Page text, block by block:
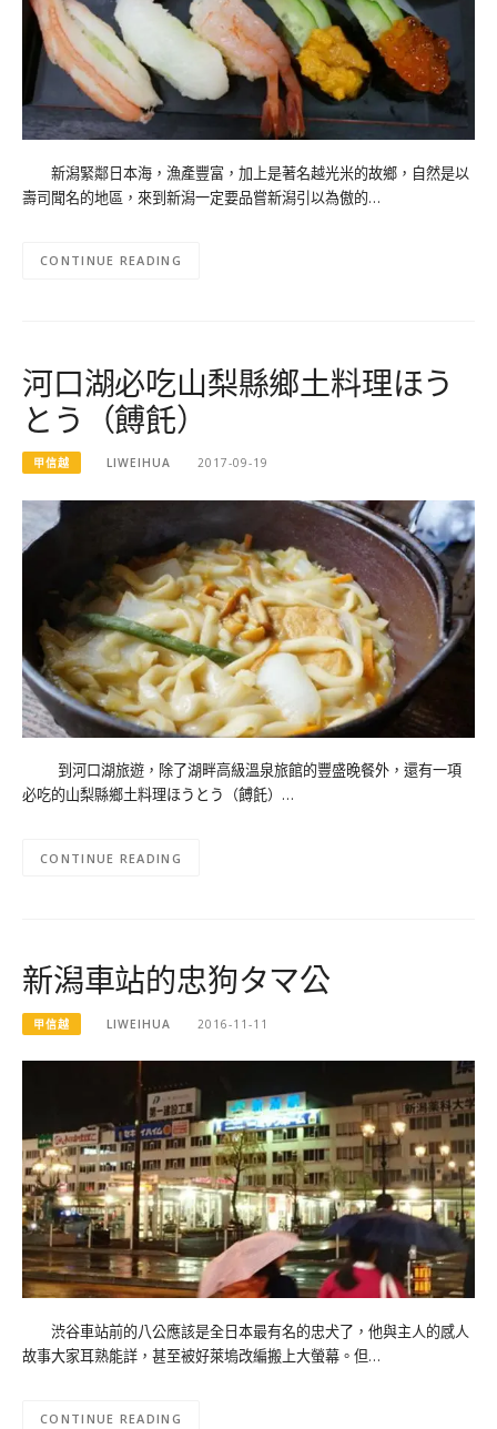
新潟緊鄰日本海，漁產豐富，加上是著名越光米的故鄉，自然是以
壽司聞名的地區，來到新潟一定要品嘗新潟引以為傲的…
CONTINUE READING
河口湖必吃山梨縣鄉土料理ほう
とう（餺飥）
甲信越 LIWEIHUA 2017-09-19
到河口湖旅遊，除了湖畔高級溫泉旅館的豐盛晚餐外，還有一項
必吃的山梨縣鄉土料理ほうとう（餺飥）…
CONTINUE READING
新潟車站的忠狗タマ公
甲信越 LIWEIHUA 2016-11-11
渋谷車站前的八公應該是全日本最有名的忠犬了，他與主人的感人
故事大家耳熟能詳，甚至被好萊塢改編搬上大螢幕。但…
CONTINUE READING